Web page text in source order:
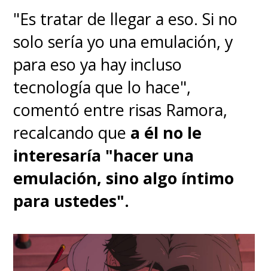
"Es tratar de llegar a eso. Si no
solo sería yo una emulación, y
para eso ya hay incluso
tecnología que lo hace",
comentó entre risas Ramora,
recalcando que a él no le
interesaría "hacer una
emulación, sino algo íntimo
para ustedes".